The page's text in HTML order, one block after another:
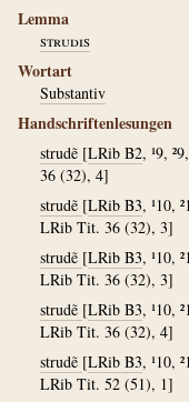
Lemma
strudis
Wortart
Substantiv
Handschriftenlesungen
strudẽ [LRib B2, ¹9,
36 (32), 4]
strudẽ [LRib B3, ¹10,
LRib Tit. 36 (32), 3]
strudẽ [LRib B3, ¹10,
LRib Tit. 36 (32), 3]
strudẽ [LRib B3, ¹10,
LRib Tit. 36 (32), 4]
strudẽ [LRib B3, ¹10,
LRib Tit. 52 (51), 1]